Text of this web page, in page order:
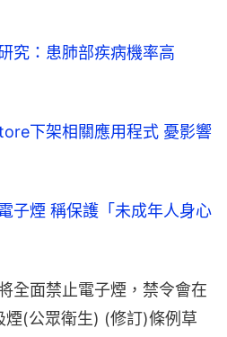
究：患肺部疾病機率高
下架相關應用程式 憂影響
子煙 稱保護「未成年人身心
全面禁止電子煙，禁令會在
煙(公眾衛生) (修訂)條例草